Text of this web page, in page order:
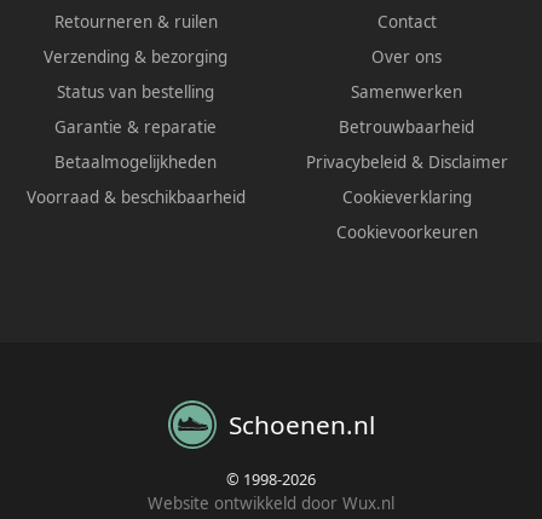
Retourneren & ruilen
Verzending & bezorging
Status van bestelling
Garantie & reparatie
Betaalmogelijkheden
Voorraad & beschikbaarheid
Contact
Over ons
Samenwerken
Betrouwbaarheid
Privacybeleid & Disclaimer
Cookieverklaring
Cookievoorkeuren
Schoenen.nl
© 1998-2026
Website ontwikkeld door Wux.nl